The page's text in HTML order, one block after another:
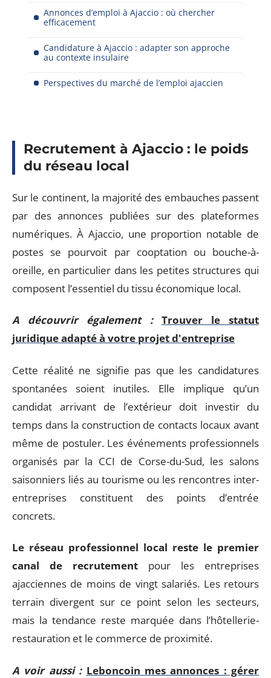
Annonces d’emploi à Ajaccio : où chercher
efficacement
Candidature à Ajaccio : adapter son approche
au contexte insulaire
Perspectives du marché de l’emploi ajaccien
Recrutement à Ajaccio : le poids
du réseau local
Sur le continent, la majorité des embauches passent
par des annonces publiées sur des plateformes
numériques. À Ajaccio, une proportion notable de
postes se pourvoit par cooptation ou bouche-à-
oreille, en particulier dans les petites structures qui
composent l’essentiel du tissu économique local.
A découvrir également :
Trouver le statut
juridique adapté à votre projet d'entreprise
Cette réalité ne signifie pas que les candidatures
spontanées soient inutiles. Elle implique qu’un
candidat arrivant de l’extérieur doit investir du
temps dans la construction de contacts locaux avant
même de postuler. Les événements professionnels
organisés par la CCI de Corse-du-Sud, les salons
saisonniers liés au tourisme ou les rencontres inter-
entreprises constituent des points d’entrée
concrets.
Le réseau professionnel local reste le premier
canal de recrutement pour les entreprises
ajacciennes de moins de vingt salariés. Les retours
terrain divergent sur ce point selon les secteurs,
mais la tendance reste marquée dans l’hôtellerie-
restauration et le commerce de proximité.
A voir aussi : Leboncoin mes annonces : gérer